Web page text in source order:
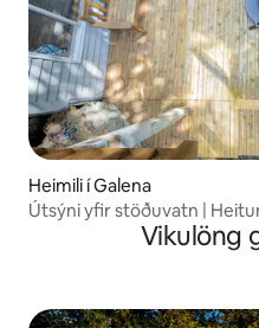
Heimili í Galena
Útsýni yfir stöðuvatn |
KvikmyndaherbergiVikulöng